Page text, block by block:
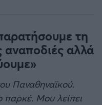
τη
αναποδιές αλλά
Παναθηναϊκού.
παρκέ. Μου λείπει